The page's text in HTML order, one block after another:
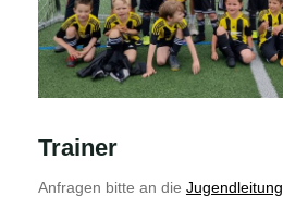
Trainer
Anfragen bitte an dieJugendleitung